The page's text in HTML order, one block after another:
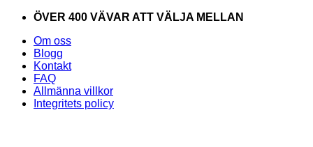
Skip
content
ÖVER 400 VÄVAR ATT VÄLJA MELLAN
Om oss
Blogg
Kontakt
FAQ
Allmänna villkor
Integritets policy